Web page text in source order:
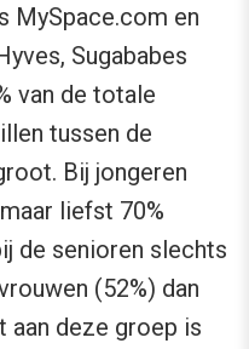
MySpace.com en
Sugababes
van de totale
tussen de
Bij jongeren
liefst 70%
de senioren slechts
(52%) dan
aan deze groep is